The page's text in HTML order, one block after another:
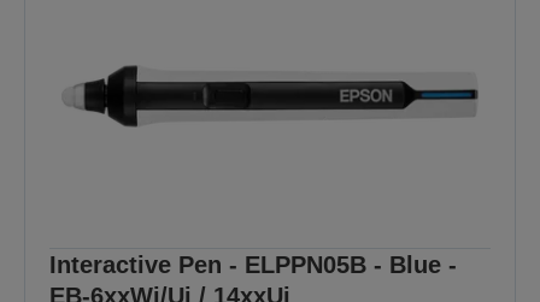
Interactive Pen - ELPPN05B - Blue -
EB-6xxWi/Ui / 14xxUi